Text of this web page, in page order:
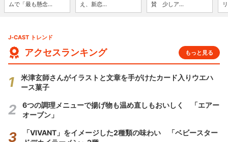
ムで「最も懸念...
え、新恋...
賛 少しア...
J-CAST トレンド
アクセスランキング もっと見る
米津玄師さんがイラストと文章を手がけたカード入りウエハ
ース菓子
6つの調理メニューで揚げ物も温め直しもおいしく 「エアー
オーブン」
「VIVANT」をイメージした2種類の味わい 「ベビースター